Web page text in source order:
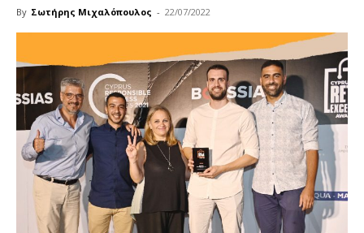
By Σωτήρης Μιχαλόπουλος - 22/07/2022